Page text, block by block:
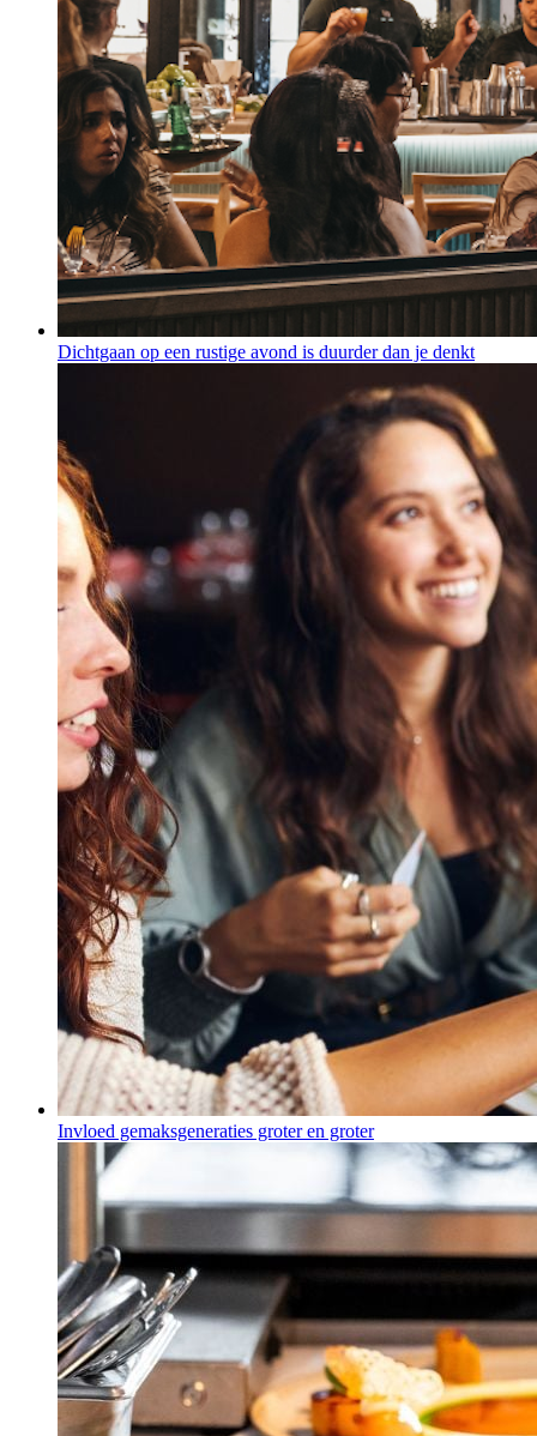
Dichtgaan op een rustige avond is duurder dan je denkt
Invloed gemaksgeneraties groter en groter